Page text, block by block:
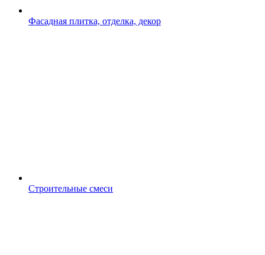
Фасадная плитка, отделка, декор
Строительные смеси